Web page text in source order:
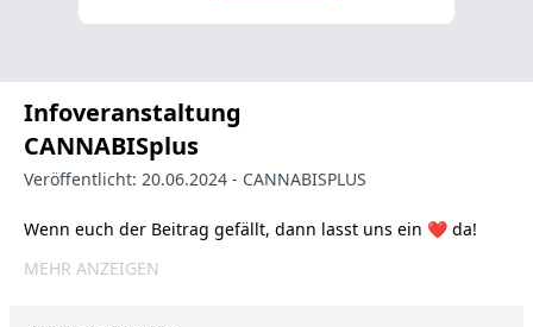
Infoveranstaltung
CANNABISplus
Veröffentlicht: 20.06.2024 - CANNABISPLUS
Wenn euch der Beitrag gefällt, dann lasst uns ein ❤️ da!
MEHR ANZEIGEN